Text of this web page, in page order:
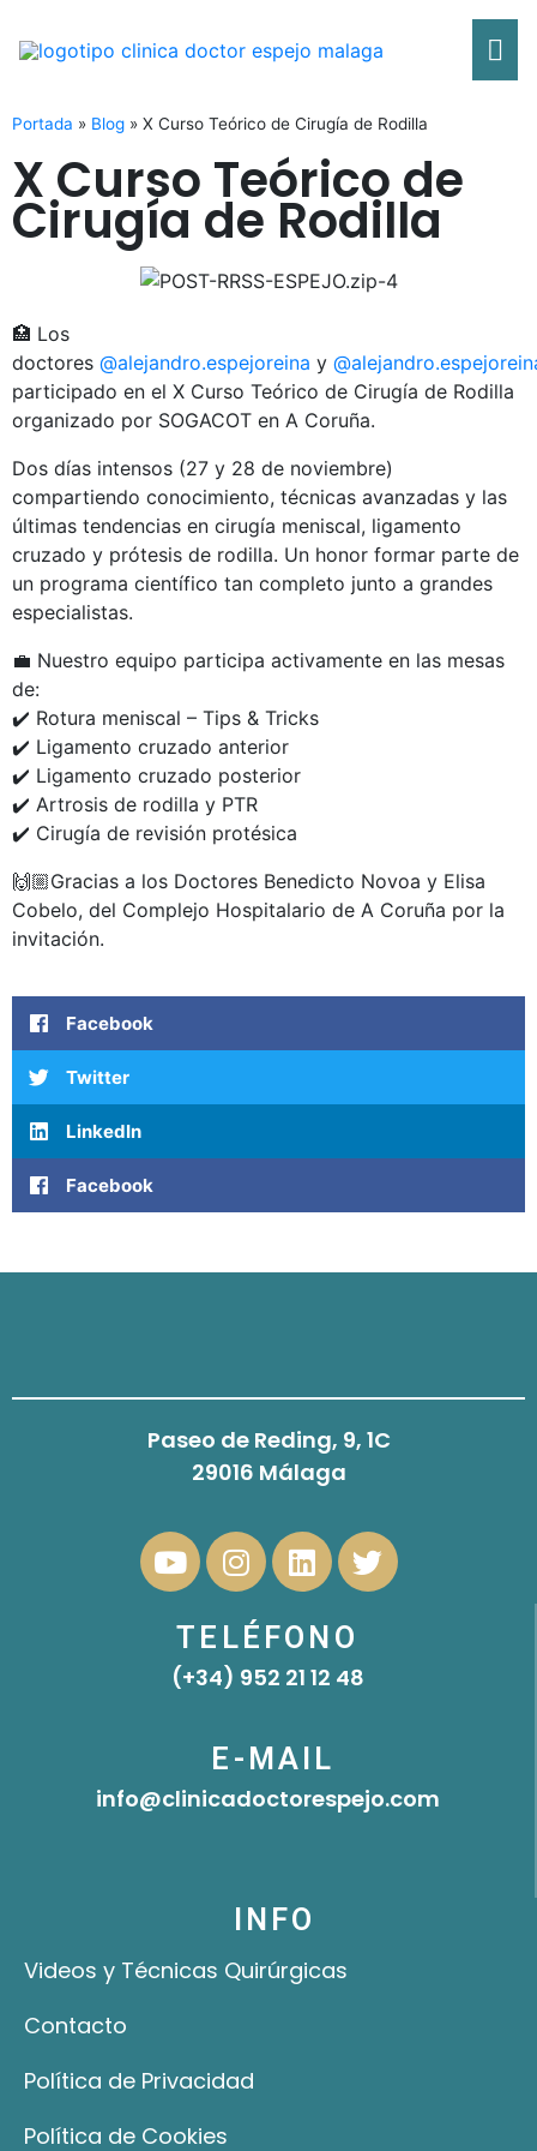
Portada » Blog » X Curso Teórico de Cirugía de Rodilla
X Curso Teórico de
Cirugía de Rodilla
🏥 Los
doctores @alejandro.espejoreina y
participado en el X Curso Teórico de Cirugía de Rodilla
organizado por SOGACOT en A Coruña.
Dos días intensos (27 y 28 de noviembre)
compartiendo conocimiento, técnicas avanzadas y las
últimas tendencias en cirugía meniscal, ligamento
cruzado y prótesis de rodilla. Un honor formar parte de
un programa científico tan completo junto a grandes
especialistas.
💼 Nuestro equipo participa activamente en las mesas
de:
✔️ Rotura meniscal – Tips & Tricks
✔️ Ligamento cruzado anterior
✔️ Ligamento cruzado posterior
✔️ Artrosis de rodilla y PTR
✔️ Cirugía de revisión protésica
🙌🏼Gracias a los Doctores Benedicto Novoa y Elisa
Cobelo, del Complejo Hospitalario de A Coruña por la
invitación.
Facebook
Twitter
LinkedIn
Facebook
Paseo de Reding, 9, 1C
29016 Málaga
Y
o
t
u
b
I
n
t
a
g
a
m
L
i
k
e
d
n
T
w
TELÉFONO
(+34) 952 21 12 48
E-MAIL
info@clinicadoctorespejo.com
INFO
Videos y Técnicas Quirúrgicas
Contacto
Política de Privacidad
Política de Cookies